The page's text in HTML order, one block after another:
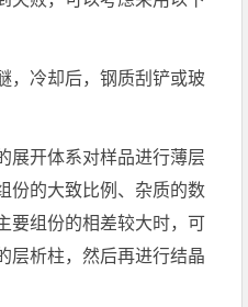
，冷却后，钢质刮铲或玻
展开体系对样品进行薄层
份的大致比例、杂质的数
要组份的相差较大时，可
层析柱，然后再进行结晶